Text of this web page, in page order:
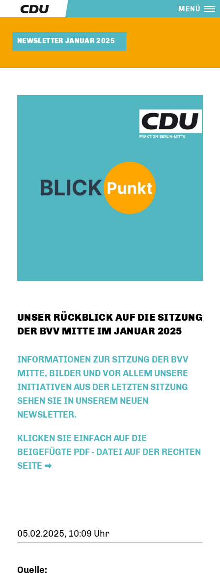
MENÜ
NEWSLETTER JANUAR 2025
UNSER RÜCKBLICK AUF DIE SITZUNG
DER BVV MITTE IM JANUAR 2025
INFORMATIONEN ZUR SITZUNG DER BVV
MITTE, BILDER UND VOR ALLEM UNSERE
INITIATIVEN AUS DER LETZTEN SITZUNG
SEHEN SIE IN UNSEREM NEUEN
NEWSLETTER.
KLICKEN SIE EINFACH AUF DIE
BEIGEFÜGTE PDF - DATEI AUF DER RECHTEN
SEITE ➡
05.02.2025, 10:09 Uhr
Quelle: